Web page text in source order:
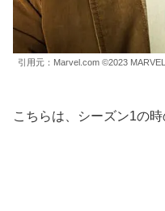
引用元：Marvel.com ©2023 MARVEL
こちらは、シーズン1の